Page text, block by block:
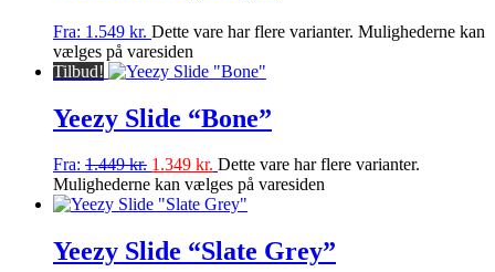
Fra: 1.549 kr. Dette vare har flere varianter. Mulighederne kan
vælges på varesiden
Tilbud!
Yeezy Slide “Bone”
Fra: 1.449kr. 1.349 kr. Dette vare har flere varianter.
Mulighederne kan vælges på varesiden
Yeezy Slide “Slate Grey”